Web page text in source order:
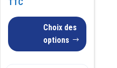
prix :
16.00€
TTC
Choix des
options
choisies
sur